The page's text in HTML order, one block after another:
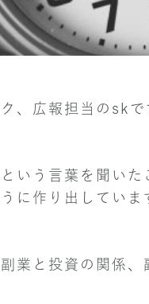
、広報担当のskで
いう言葉を聞い
に作り出していま
業と投資の関係